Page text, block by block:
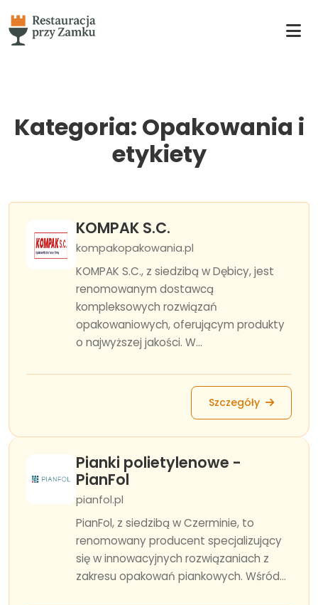
Kategoria: Opakowania i
etykiety
KOMPAK S.C.
kompakopakowania.pl
KOMPAK S.C., z siedzibą w Dębicy, jest
renomowanym dostawcą
kompleksowych rozwiązań
opakowaniowych, oferującym produkty
o najwyższej jakości. W...
Szczegóły
Pianki polietylenowe -
PianFol
pianfol.pl
PianFol, z siedzibą w Czerminie, to
renomowany producent specjalizujący
się w innowacyjnych rozwiązaniach z
zakresu opakowań piankowych. Wśród...